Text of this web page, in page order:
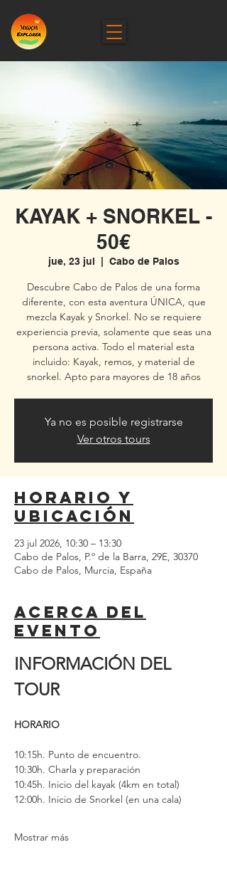
KAYAK + SNORKEL -
50€
jue, 23 jul Cabo de Palos
Descubre Cabo de Palos de una forma
diferente, con esta aventura ÚNICA, que
mezcla Kayak y Snorkel. No se requiere
experiencia previa, solamente que seas una
persona activa. Todo el material esta
incluido: Kayak, remos, y material de
snorkel. Apto para mayores de 18 años
Ya no es posible registrarse
Ver otros tours
Horario y
ubicación
23 jul 2026, 10:30 – 13:30
Cabo de Palos, P.º de la Barra, 29E, 30370
Cabo de Palos, Murcia, España
Acerca del
evento
INFORMACIÓN DEL
TOUR
HORARIO
10:15h. Punto de encuentro.
10:30h. Charla y preparación
10:45h. Inicio del kayak (4km en total)
12:00h. Inicio de Snorkel (en una cala)
Mostrar más